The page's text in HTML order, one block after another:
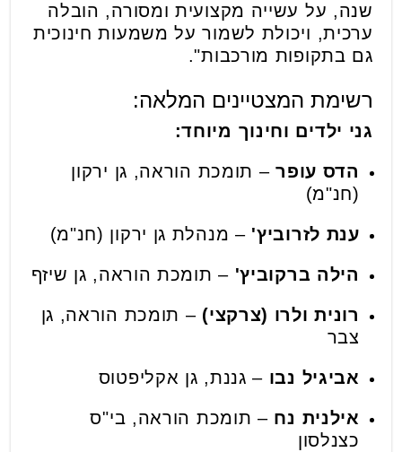
שנה, על עשייה מקצועית ומסורה, הובלה
ערכית, ויכולת לשמור על משמעות חינוכית
גם בתקופות מורכבות".
רשימת המצטיינים המלאה:
גני ילדים וחינוך מיוחד:
הדס עופר– תומכת הוראה, גן ירקון
(חנ"מ)
ענת לזרוביץ' – מנהלת גן ירקון (חנ"מ)
הילה ברקוביץ' – תומכת הוראה, גן שיזף
רונית ולרו (צרקצי) – תומכת הוראה, גן
צבר
אביגיל נבו – גננת, גן אקליפטוס
אילנית נח – תומכת הוראה, בי"ס
כצנלסון